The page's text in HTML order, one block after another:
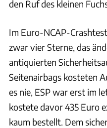
den Ruf des kleinen
Im Euro-NCAP-
zwar vier Sterne, das
antiquierten
Seitenairbags kosteten
es nie, ESP war erst im
kostete davor 435 Euro
kaum bestellt. Dem